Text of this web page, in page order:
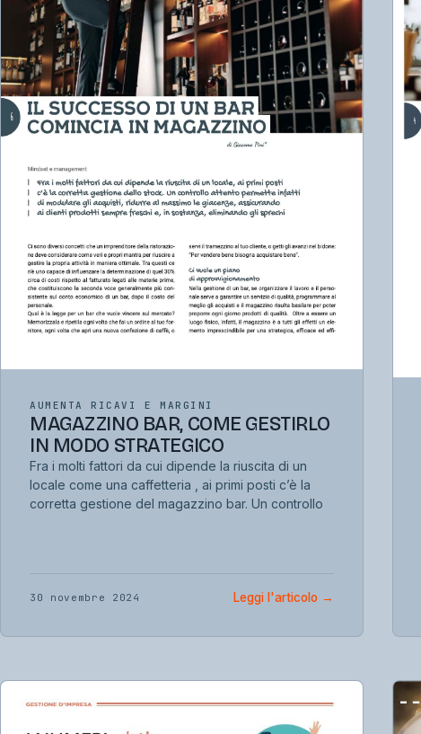
AUMENTA RICAVI E MARGINI
MAGAZZINO BAR, COME GESTIRLO
IN MODO STRATEGICO
Fra i molti fattori da cui dipende la riuscita di un
locale come una caffetteria , ai primi posti c’è la
corretta gestione del magazzino bar. Un controllo
30 novembre 2024 Leggi l'articolo →